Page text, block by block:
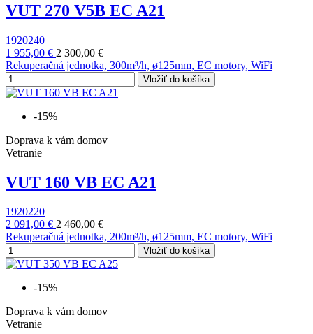
VUT 270 V5B EC A21
1920240
1 955,00 € 2 300,00 €
Rekuperačná jednotka, 300m³/h, ø125mm, EC motory, WiFi
Vložiť do košíka
-15%
Doprava k vám domov
Vetranie
VUT 160 VB EC A21
1920220
2 091,00 € 2 460,00 €
Rekuperačná jednotka, 200m³/h, ø125mm, EC motory, WiFi
Vložiť do košíka
-15%
Doprava k vám domov
Vetranie